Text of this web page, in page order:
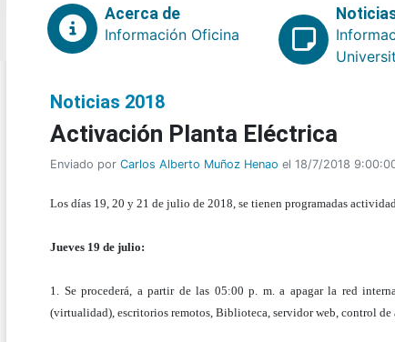
Acerca de
Información Oficina
Noticias 2018
Activación Planta Eléctrica
Enviado por Carlos Alberto Muñoz Henao el 18/7/2018
Los días 19, 20 y 21 de julio de 2018, se tienen programadas
Jueves 19 de julio:
1. Se procederá, a partir de las 05:00 p. m. a apagar la red
(virtualidad), escritorios remotos, Biblioteca, servidor web, control de